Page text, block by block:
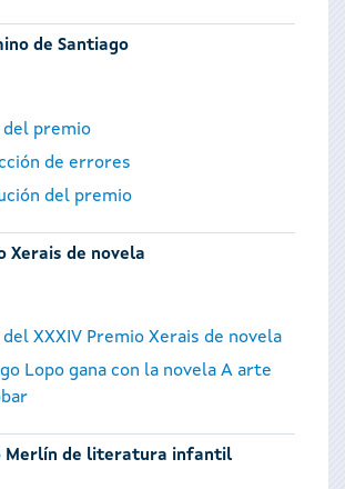
de Santiago
del premio
de errores
del premio
Xerais de novela
del XXXIV Premio Xerais de novela
Lopo gana con la novela A arte
Merlín de literatura infantil